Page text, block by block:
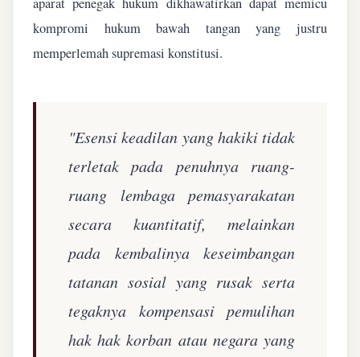
kompromi hukum bawah tangan yang justru
memperlemah supremasi konstitusi.
"Esensi keadilan yang hakiki tidak
terletak pada penuhnya ruang-
ruang lembaga pemasyarakatan
secara kuantitatif, melainkan
pada kembalinya keseimbangan
tatanan sosial yang rusak serta
tegaknya kompensasi pemulihan
hak hak korban atau negara yang